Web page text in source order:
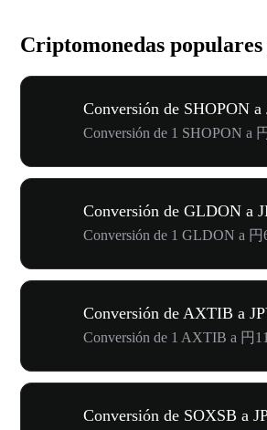
Criptomonedas
Conversión de SHOPON a
Conversión de 1 SHOPON a
Conversión de GLDON a
Conversión de 1 GLDON a 円
Conversión de AXTIB a
Conversión de 1 AXTIB a 円
Conversión de SOXSB a